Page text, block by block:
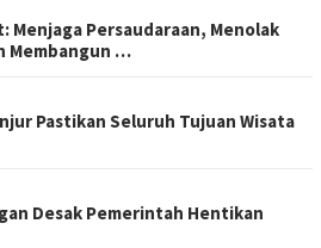
Menjaga Persaudaraan, Menolak
Membangun …
Pastikan Seluruh Tujuan Wisata
Desak Pemerintah Hentikan